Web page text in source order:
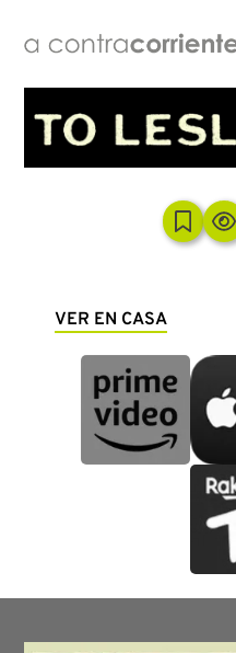
VER EN CASA